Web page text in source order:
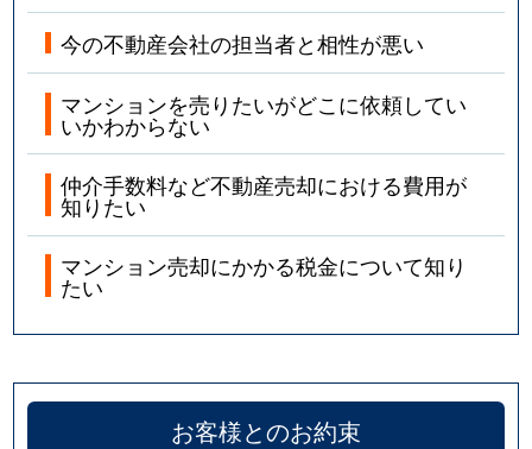
今の不動産会社の担当者と相性が悪い
マンションを売りたいがどこに依頼してい
いかわからない
仲介手数料など不動産売却における費用が
知りたい
マンション売却にかかる税金について知り
たい
お客様とのお約束